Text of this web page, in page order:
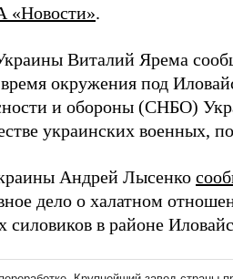
«Новости».
Виталий Ярема
окружения под
и обороны (СНБО)
украинских военных,
Андрей Лысенко
дело о халатном
силовиков в районе